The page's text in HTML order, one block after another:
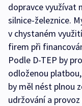
dopravce využívat
silnice-železnice.
v chystaném
firem při
Podle D-TEP by
odloženou
by měl nést plnou
udržování a